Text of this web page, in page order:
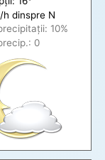
h dinspre N
itații: 10%
0